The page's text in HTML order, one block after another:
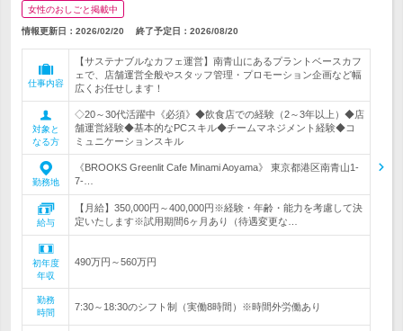
女性のおしごと掲載中
情報更新日：2026/02/20 終了予定日： 2026/08/20
仕事内容
【サステナブルなカフェ運営】南青山にあるプラントベースカフ
ェで、店舗運営全般やスタッフ管理・プロモーション企画など幅
広くお任せします！
対象と
なる方
◇20～30代活躍中《必須》◆飲食店での経験（2～3年以上）◆店
舗運営経験◆基本的なPCスキル◆チームマネジメント経験◆コ
ミュニケーションスキル
勤務地
《BROOKS Greenlit Cafe Minami Aoyama》 東京都港区南青山1-
7-…
給与
【月給】350,000円～400,000円※経験・年齢・能力を考慮して決
定いたします※試用期間6ヶ月あり（待遇変更な…
初年度
年収
490万円～560万円
勤務
時間
7:30～18:30のシフト制（実働8時間）※時間外労働あり